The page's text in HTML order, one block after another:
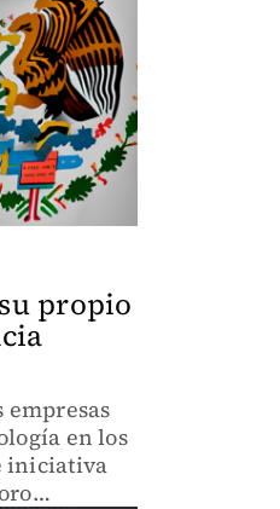
propio
empresas
en los
iniciativa